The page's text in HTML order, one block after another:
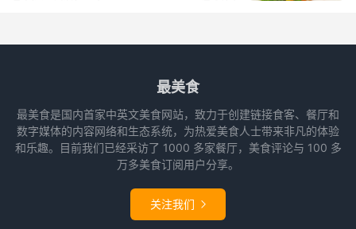
最美食
最美食是国内首家中英文美食网站，致力于创建链接食客、餐厅和
数字媒体的内容网络和生态系统，为热爱美食人士带来非凡的体验
和乐趣。目前我们已经采访了 1000 多家餐厅，美食评论与 100 多
万多美食订阅用户分享。
关注我们 